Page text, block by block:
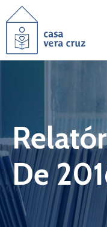
Casa
Projetos
Notícias
Documentos
Inscrições
De